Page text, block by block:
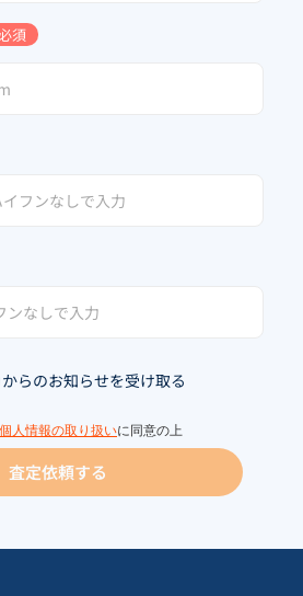
須
らのお知らせを受け取る
個人情報の取り扱いに同意の上
査定依頼する